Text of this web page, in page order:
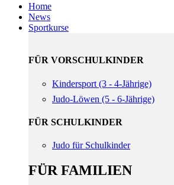
Home
News
Sportkurse
FÜR VORSCHULKINDER
Kindersport (3 - 4-Jährige)
Judo-Löwen (5 - 6-Jährige)
FÜR SCHULKINDER
Judo für Schulkinder
FÜR FAMILIEN